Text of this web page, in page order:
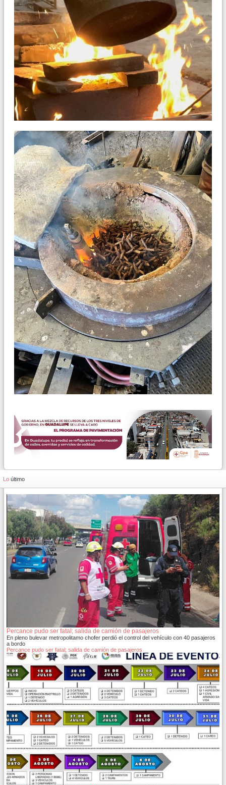
Lo último
Percance pudo ser fatal; salida de camión de pasajeros
En pleno bulevar metropolitamo chofer perdió el control del vehículo con 40 pasajeros
a bordo
Percance pudo ser fatal; salida de camión de pasajeros